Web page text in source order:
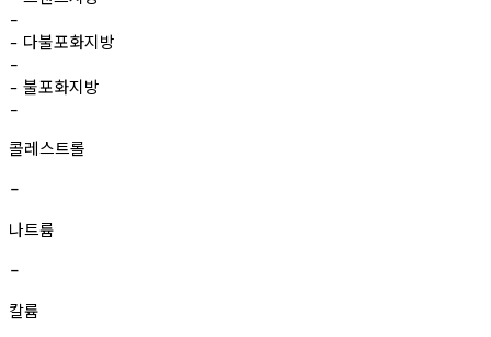
-
- 다불포화지방
-
- 불포화지방
-
콜레스트롤
-
나트륨
-
칼륨